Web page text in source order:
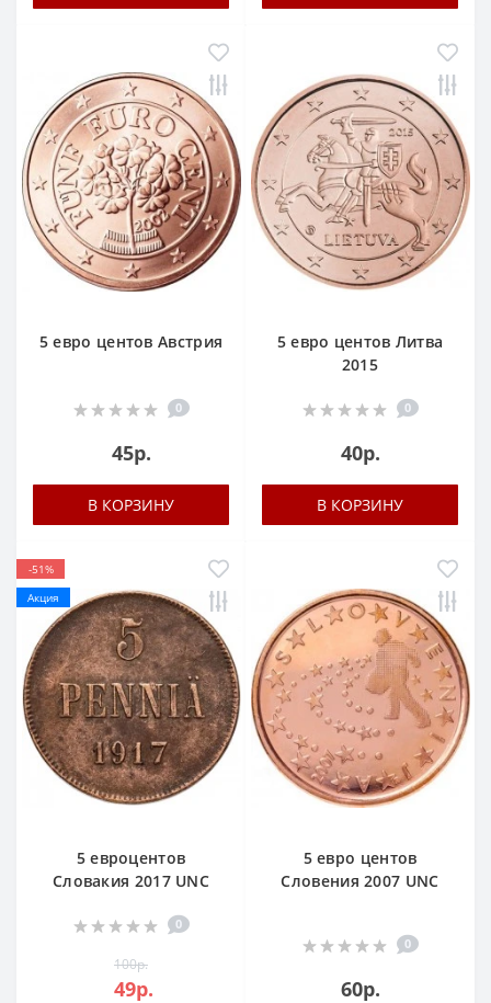
5 евро центов Австрия
0
45р.
В КОРЗИНУ
5 евро центов Литва
2015
0
40р.
В КОРЗИНУ
-51%
Акция
5 евроцентов
Словакия 2017 UNC
0
100р.
49р.
5 евро центов
Словения 2007 UNC
0
60р.